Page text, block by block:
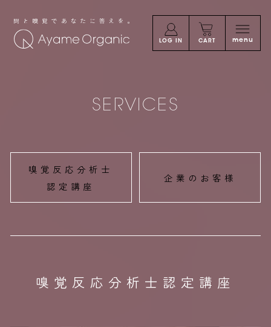
問と嗅覚であなたに答えを。Ayame
LOG IN CART menu
SERVICES
嗅覚反応分析士
認定講座
企業のお客様
嗅覚反応分析士認定講座